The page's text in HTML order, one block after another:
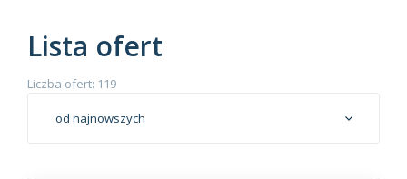
Lista ofert
Liczba ofert: 119
od najnowszych